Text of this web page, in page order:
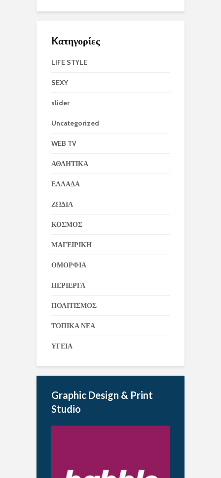
Kατηγορίες
LIFE STYLE
SEXY
slider
Uncategorized
WEB TV
ΑΘΛΗΤΙΚΑ
ΕΛΛΑΔΑ
ΖΩΔΙΑ
ΚΟΣΜΟΣ
ΜΑΓΕΙΡΙΚΗ
ΟΜΟΡΦΙΑ
ΠΕΡΙΕΡΓΑ
ΠΟΛΙΤΙΣΜΟΣ
ΤΟΠΙΚΑ ΝΕΑ
ΥΓΕΙΑ
Graphic Design & Print
Studio